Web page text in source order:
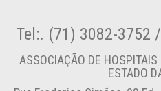
Tel:. (71) 3082-3752 /
ASSOCIAÇÃO DE HOSPITAIS
ESTADO